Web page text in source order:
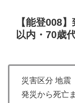
【能登008
以内・70歳
災害区分 地震
発災から死亡